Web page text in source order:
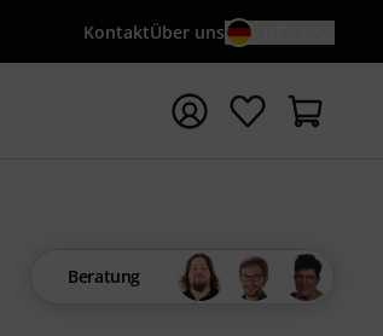
KontaktÜber uns
starten
Beratung